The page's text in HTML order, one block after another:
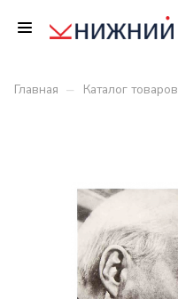
Главная – Каталог товаров